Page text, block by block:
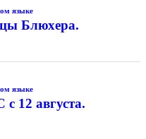
языке
Блюхера.
языке
12 августа.